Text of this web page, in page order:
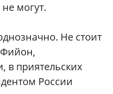
могут.
Не стоит
Фийон,
в приятельских
России